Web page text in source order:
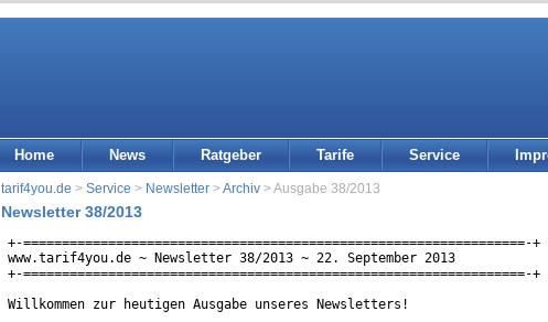
Home News Ratgeber Tarife Service
tarif4you.de > Service > Newsletter > Archiv > Ausgabe 38/2013
Newsletter 38/2013
+-=================================================================-+
www.tarif4you.de ~ Newsletter 38/2013 ~ 22. September 2013
+-=================================================================-+
Willkommen zur heutigen Ausgabe unseres Newsletters!